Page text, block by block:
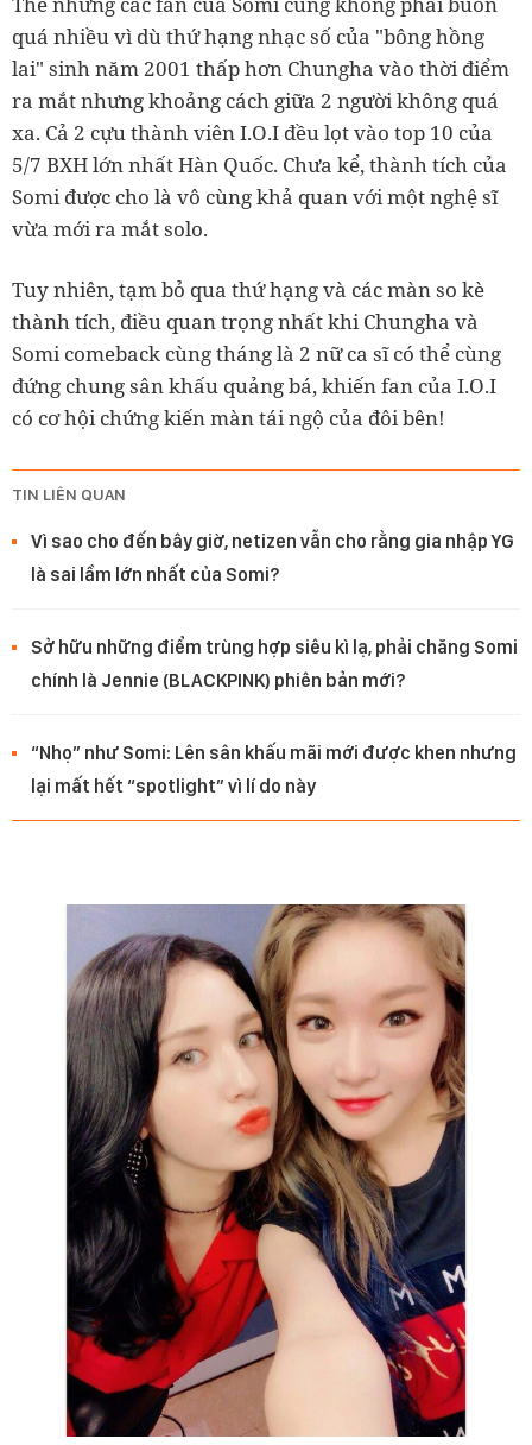
quá nhiều vì dùthứ hạng nhạc số của "bông hồng
lai" sinh năm 2001 thấp hơn Chungha vào thời điểm
ra mắt nhưng khoảng cách giữa 2 người không quá
xa. Cả 2 cựu thành viên I.O.I đều lọt vào top 10 của
5/7 BXH lớn nhất Hàn Quốc. Chưa kể, thành tích của
Somi được cho là vô cùng khả quan với một nghệ sĩ
vừa mới ra mắt solo.
Tuy nhiên, tạm bỏ qua thứ hạng và các màn so kè
thành tích, điều quan trọng nhất khi Chungha và
Somi comeback cùng tháng là 2 nữ ca sĩ có thể cùng
đứng chung sân khấu quảng bá, khiến fan của I.O.I
có cơ hội chứng kiến màn tái ngộ của đôi bên!
TIN LIÊN QUAN
Vì sao cho đến bây giờ, netizen vẫn cho rằng gia nhập YG
là sai lầm lớn nhất của Somi?
Sở hữu những điểm trùng hợp siêu kì lạ, phải chăng Somi
chính là Jennie (BLACKPINK) phiên bản mới?
“Nhọ” như Somi: Lên sân khấu mãi mới được khen nhưng
lại mất hết “spotlight” vì lí do này